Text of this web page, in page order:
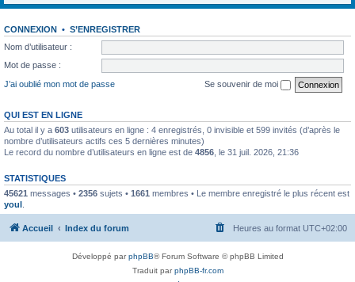
c
CONNEXION • S’ENREGISTRER
Nom d’utilisateur :
Mot de passe :
J’ai oublié mon mot de passe
Se souvenir de moi
QUI EST EN LIGNE
Au total il y a 603 utilisateurs en ligne : 4 enregistrés, 0 invisible et 599 invités (d’après le
nombre d’utilisateurs actifs ces 5 dernières minutes)
Le record du nombre d’utilisateurs en ligne est de 4856 , le 31 juil. 2026, 21:36
STATISTIQUES
45621 messages • 2356 sujets • 1661 membres • Le membre enregistré le plus récent est
youl
Accueil Index du forum Heures au format UTC+02:00
Développé parphpBB® Forum Software © phpBB Limited
Traduit parphpBB-fr.com